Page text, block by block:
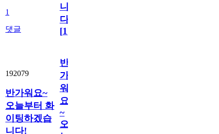
1
댓글
니
다!
[1]
192079
반가워요~
오늘부터 화
이팅하겠습
니다!
반
가
워
요
~
오